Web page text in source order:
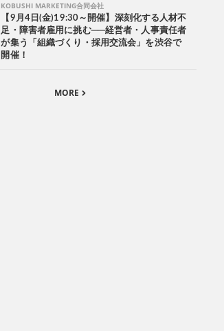
KOBUSHI MARKETING合同会社
【9月4日(金)19:30～開催】深刻化する人材不
足・障害者雇用に挑む──経営者・人事責任者
が集う「組織づくり・採用交流会」を渋谷で
開催！
MORE